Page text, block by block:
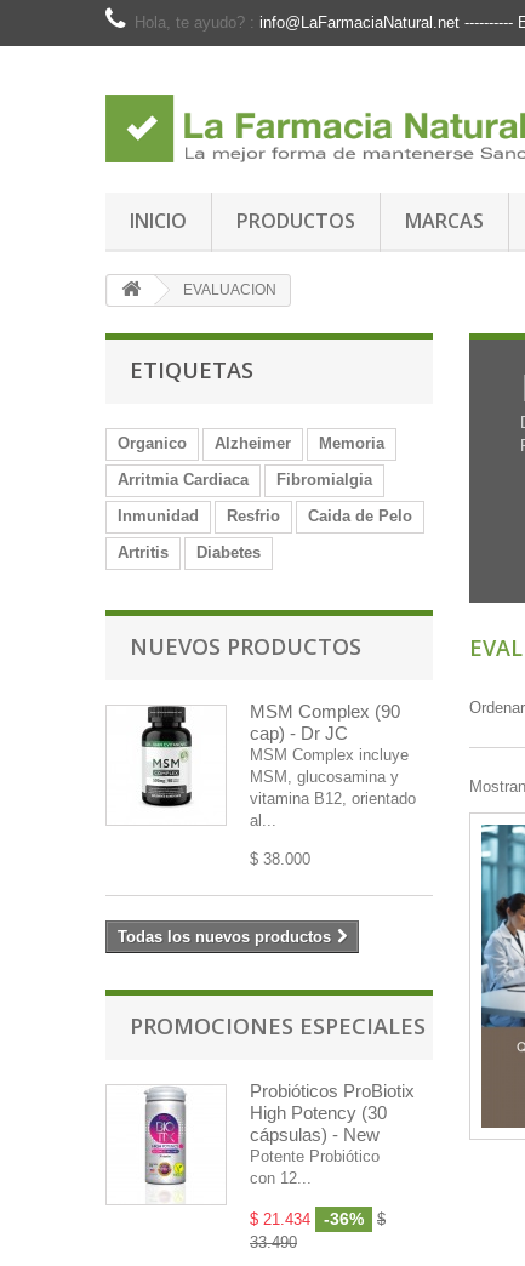
Hola, te ayudo? : info@LaFarmaciaNatural.net
INICIO PRODUCTOS MARCAS
EVALUACION
ETIQUETAS
Organico Alzheimer
Memoria
Arritmia Cardiaca
Fibromialgia
Inmunidad
Resfrio
Caida de Pelo
Artritis
Diabetes
NUEVOS PRODUCTOS
MSM Complex (90
cap) - Dr JC
MSM Complex incluye
MSM, glucosamina y
vitamina B12, orientado
al...
$ 38.000
Todas los nuevos productos
PROMOCIONES ESPECIALES
Probióticos ProBiotix
High Potency (30
cápsulas) - New
Potente Probiótico
con 12...
$ 21.434 -36%
$
33.490